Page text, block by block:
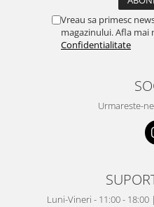
Vreau sa primesc
magazinului. Afla mai
Confidentialitate
Urmareste-
Luni-Vineri - 11:00 -